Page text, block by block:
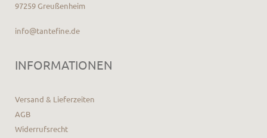
97259 Greußenheim
info@tantefine.de
INFORMATIONEN
Versand & Lieferzeiten
AGB
Widerrufsrecht